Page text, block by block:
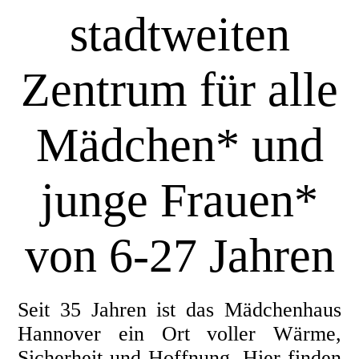
stadtweiten
Zentrum für alle
Mädchen* und
junge Frauen*
von 6-27 Jahren
Seit 35 Jahren ist das Mädchenhaus
Hannover ein Ort voller Wärme,